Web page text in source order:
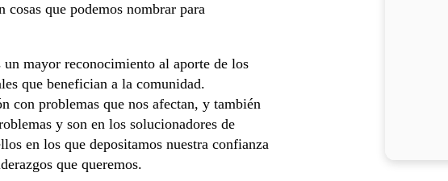
que podemos nombrar para
un mayor reconocimiento al aporte de los
que benefician a la comunidad.
con problemas que nos afectan, y también
y son en los solucionadores de
en los que depositamos nuestra confianza
que queremos.